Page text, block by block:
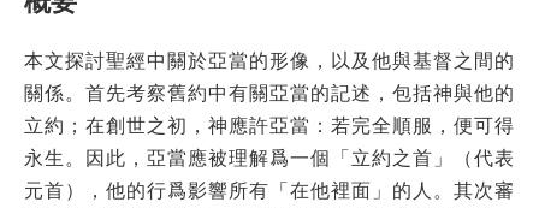
本文探討聖經中關於亞當的形像，以及他與基督之間的
關係。首先考察舊約中有關亞當的記述，包括神與他的
立約；在創世之初，神應許亞當：若完全順服，便可得
永生。因此，亞當應被理解爲一個「立約之首」（代表
元首），他的行爲影響所有「在他裡面」的人。其次審